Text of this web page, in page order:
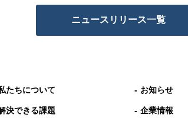
ニュースリリース一覧
たちについて
決できる課題
お知らせ
企業情報